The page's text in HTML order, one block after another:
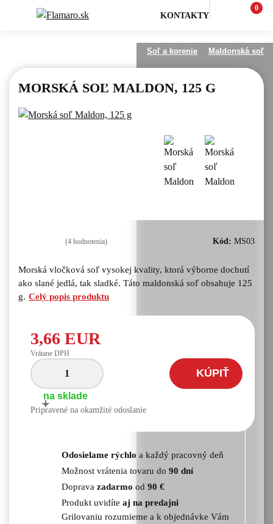
KONTAKTY
0
Soľ a korenie Maldonská soľ
MORSKÁ SOĽ MALDON, 125 G
(4 hodnotenia) Kód: MS03
Morská vločková soľ vysokej kvality, ktorá výborne dochutí
ako slané jedlá, tak sladké. Táto maldonská soľ obsahuje 125
g. Celý popis produktu
3,66 EUR
Vrátane DPH
-
+
KÚPIŤ
na sklade
Pripravené na okamžité odoslanie
Odosielame rýchlo a každý pracovný deň
Možnost vrátenia tovaru do 90 dní
Doprava zadarmo od 90 €
Produkt uvidíte aj na predajni
Grilovaniu rozumieme a k objednávke Vám